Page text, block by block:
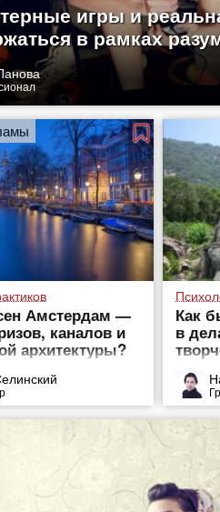
игры и
в рамках
Амстердам —
каналов и
архитектуры?
Как
в